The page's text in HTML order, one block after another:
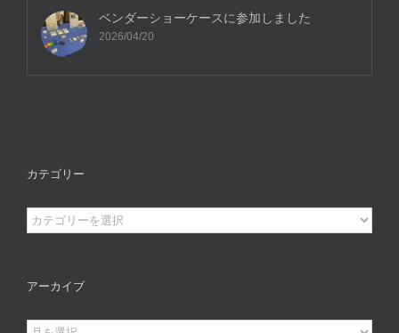
ベンダーショーケースに参加しました
2026/04/20
カテゴリー
カ
テ
ー
アーカイブ
ア